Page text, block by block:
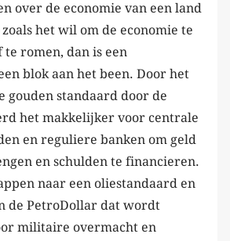
over de economie van een land
het wil om de economie te
romen, dan is een
blok aan het been. Door het
gouden standaard door de
het makkelijker voor centrale
en reguliere banken om geld
en schulden te financieren.
naar een oliestandaard en
de PetroDollar dat wordt
militaire overmacht en